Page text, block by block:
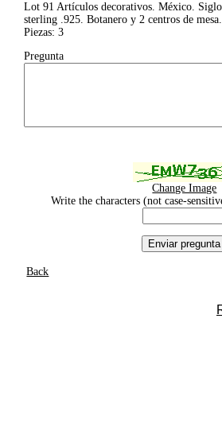
Lot 91 Artículos decorativos. México.
sterling .925. Botanero y 2 centros de
Piezas: 3
Pregunta
Change Image
Write the characters (not case-
Back